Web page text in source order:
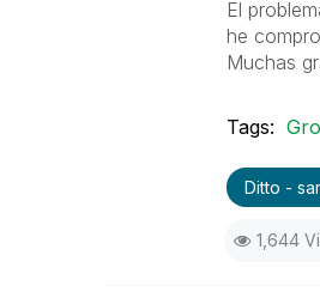
El
he
Muchas
Tags:
Ditto -
1,644